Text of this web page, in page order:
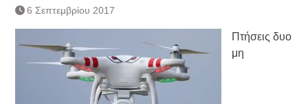
6 Σεπτεμβρίου 2017
Πτήσεις δυο
μη